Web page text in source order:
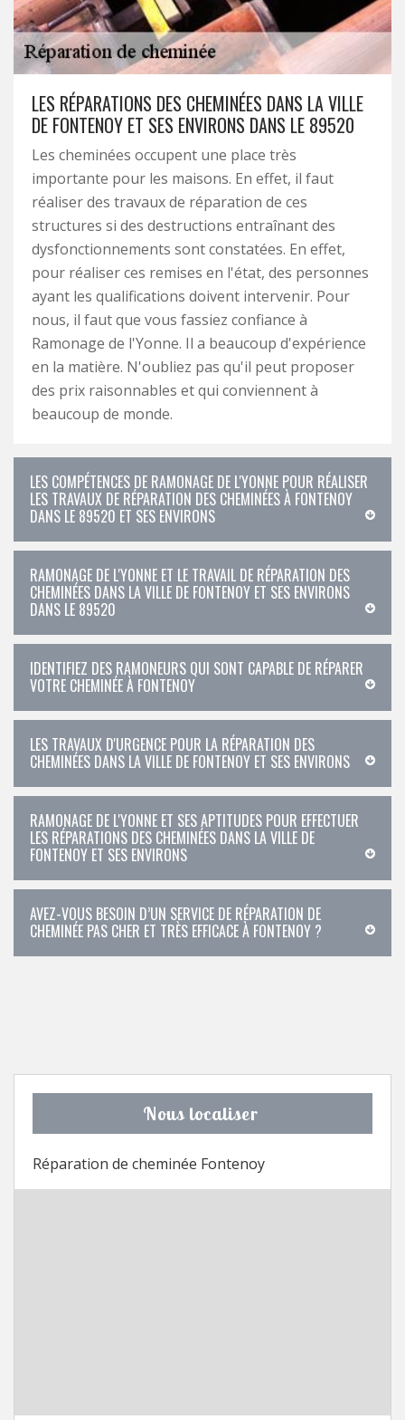
LES RÉPARATIONS DES CHEMINÉES DANS LA VILLE
DE FONTENOY ET SES ENVIRONS DANS LE 89520
Les cheminées occupent une place très
importante pour les maisons. En effet, il faut
réaliser des travaux de réparation de ces
structures si des destructions entraînant des
dysfonctionnements sont constatées. En effet,
pour réaliser ces remises en l'état, des personnes
ayant les qualifications doivent intervenir. Pour
nous, il faut que vous fassiez confiance à
Ramonage de l'Yonne. Il a beaucoup d'expérience
en la matière. N'oubliez pas qu'il peut proposer
des prix raisonnables et qui conviennent à
beaucoup de monde.
LES COMPÉTENCES DE RAMONAGE DE L'YONNE POUR RÉALISER
LES TRAVAUX DE RÉPARATION DES CHEMINÉES À FONTENOY
DANS LE 89520 ET SES ENVIRONS
RAMONAGE DE L'YONNE ET LE TRAVAIL DE RÉPARATION DES
CHEMINÉES DANS LA VILLE DE FONTENOY ET SES ENVIRONS
DANS LE 89520
IDENTIFIEZ DES RAMONEURS QUI SONT CAPABLE DE RÉPARER
VOTRE CHEMINÉE À FONTENOY
LES TRAVAUX D'URGENCE POUR LA RÉPARATION DES
CHEMINÉES DANS LA VILLE DE FONTENOY ET SES ENVIRONS
RAMONAGE DE L'YONNE ET SES APTITUDES POUR EFFECTUER
LES RÉPARATIONS DES CHEMINÉES DANS LA VILLE DE
FONTENOY ET SES ENVIRONS
AVEZ-VOUS BESOIN D’UN SERVICE DE RÉPARATION DE
CHEMINÉE PAS CHER ET TRÈS EFFICACE À FONTENOY ?
Nous localiser
Réparation de cheminée Fontenoy